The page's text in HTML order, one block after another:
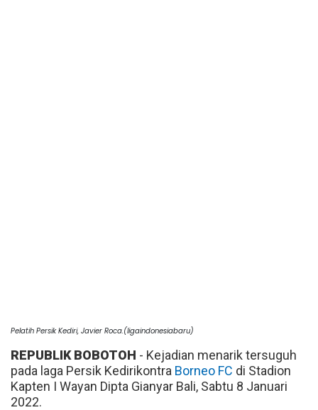
Pelatih Persik Kediri, Javier Roca.(ligaindonesiabaru)
REPUBLIK BOBOTOH - Kejadian menarik tersuguh
pada laga Persik Kedirikontra Borneo FC di Stadion
Kapten I Wayan Dipta Gianyar Bali, Sabtu 8 Januari
2022.